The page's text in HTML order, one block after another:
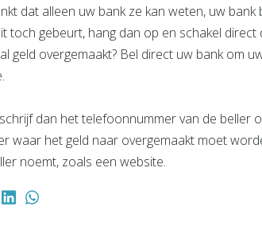
dat alleen uw bank ze kan weten, uw
toch gebeurt, hang dan op en schakel
geld overgemaakt? Bel direct uw bank om
dan het telefoonnummer van de beller
waar het geld naar overgemaakt moet
noemt, zoals een website.